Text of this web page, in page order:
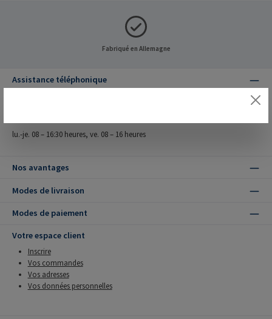
Fabriqué en Allemagne
Assistance téléphonique
lu.-je. 08 – 16:30 heures, ve. 08 – 16 heures
Nos avantages
Modes de livraison
Modes de paiement
Votre espace client
Inscrire
Vos commandes
Vos adresses
Vos données personnelles